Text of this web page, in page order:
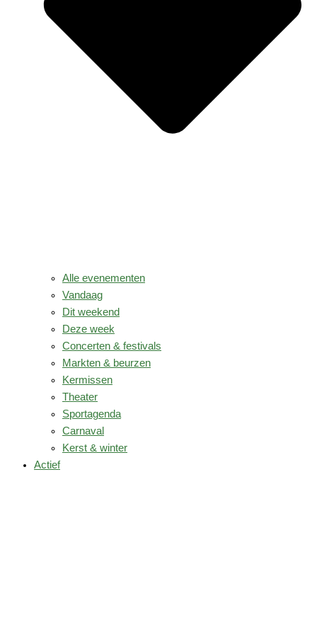
Alle evenementen
Vandaag
Dit weekend
Deze week
Concerten & festivals
Markten & beurzen
Kermissen
Theater
Sportagenda
Carnaval
Kerst & winter
Actief